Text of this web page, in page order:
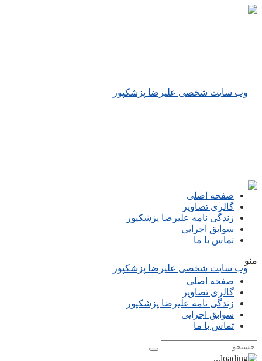
صفحه اصلی
گالری تصاویر
زندگی نامه علیرضا پزشکپور
سوابق اجرایی
تماس با ما
منو
صفحه اصلی
گالری تصاویر
زندگی نامه علیرضا پزشکپور
سوابق اجرایی
تماس با ما